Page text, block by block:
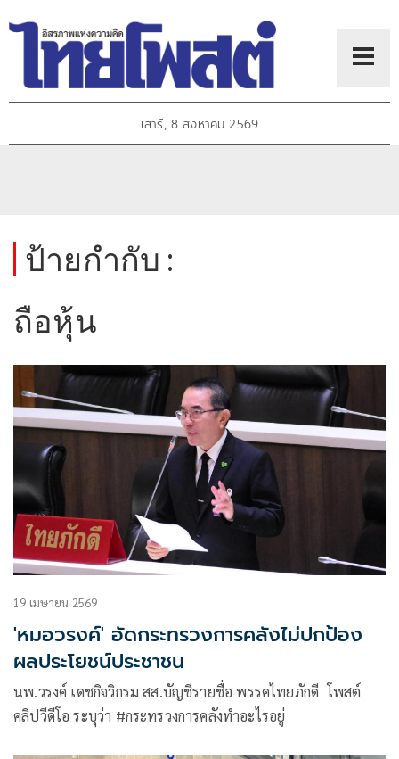
เสาร์, 8 สิงหาคม 2569
ป้ายกำกับ :
ถือหุ้น
19 เมษายน 2569
'หมอวรงค์' อัดกระทรวงการคลังไม่ปกป้อง
ผลประโยชน์ประชาชน
นพ.วรงค์ เดชกิจวิกรม สส.บัญชีรายชื่อ พรรคไทยภักดี โพสต์
คลิปวีดีโอ ระบุว่า #กระทรวงการคลังทำอะไรอยู่